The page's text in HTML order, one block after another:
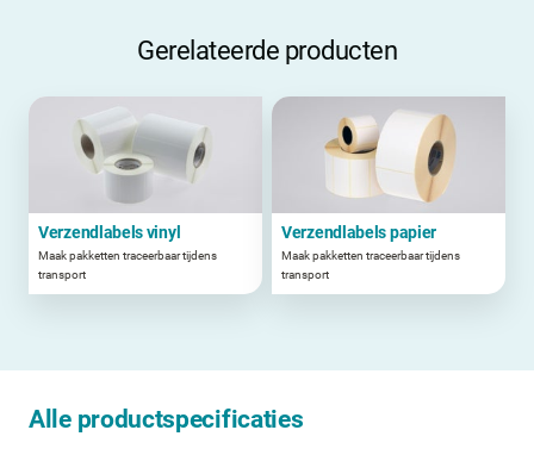
Gerelateerde producten
Verzendlabels vinyl
Maak pakketten traceerbaar tijdens
transport
Verzendlabels papier
Maak pakketten traceerbaar tijdens
transport
Alle productspecificaties